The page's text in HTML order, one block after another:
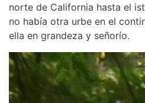
norte de California hasta el
no había otra urbe en el
ella en grandeza y señorío.